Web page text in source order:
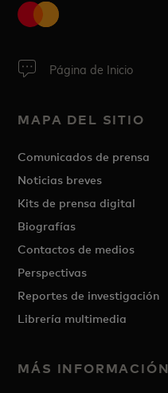
Página de Inicio
MAPA DEL SITIO
Comunicados de prensa
Noticias breves
Kits de prensa digital
Biografías
Contactos de medios
Perspectivas
Reportes de investigación
Librería multimedia
MÁS INFORMACIÓN